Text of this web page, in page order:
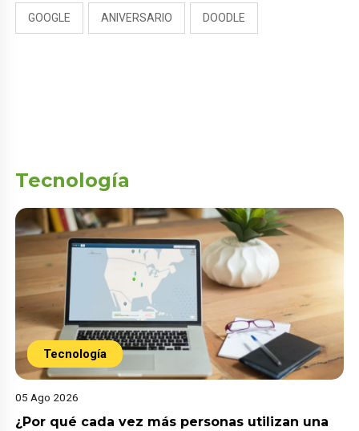
GOOGLE ANIVERSARIO DOODLE
Tecnología
Tecnología
05 Ago 2026
¿Por qué cada vez más personas utilizan una